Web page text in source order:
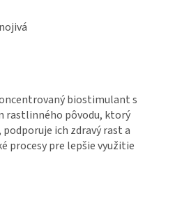
biostimulant s
rastlinného pôvodu, ktorý
ich zdravý rast a
procesy pre lepšie využitie